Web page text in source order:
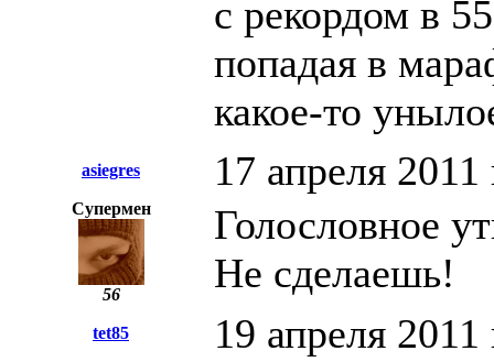
с рекордом в
попадая в
какое-то
asiegres 17 апреля
Супермен
56
Голословное
Не сделаешь!
tet85 19 апреля